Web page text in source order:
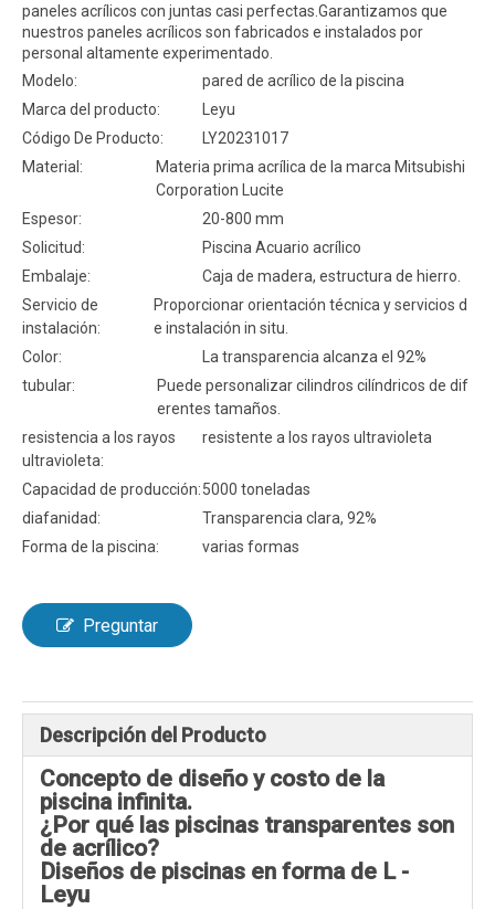
paneles acrílicos con juntas casi perfectas.Garantizamos que
nuestros paneles acrílicos son fabricados e instalados por
personal altamente experimentado.
Modelo:
pared de acrílico de la piscina
Marca del producto:
Leyu
Código De Producto:
LY20231017
Material:
Materia prima acrílica de la marca Mitsubishi
Corporation Lucite
Espesor:
20-800 mm
Solicitud:
Piscina Acuario acrílico
Embalaje:
Caja de madera, estructura de hierro.
Servicio de
instalación:
Proporcionar orientación técnica y servicios d
e instalación in situ.
Color:
La transparencia alcanza el 92%
tubular:
Puede personalizar cilindros cilíndricos de dif
erentes tamaños.
resistencia a los rayos
ultravioleta:
resistente a los rayos ultravioleta
Capacidad de producción:5000 toneladas
diafanidad:
Transparencia clara, 92%
Forma de la piscina:
varias formas
Preguntar
Descripción del Producto
Concepto de diseño y costo de la
piscina infinita.
¿Por qué las piscinas transparentes son
de acrílico?
Diseños de piscinas en forma de L -
Leyu